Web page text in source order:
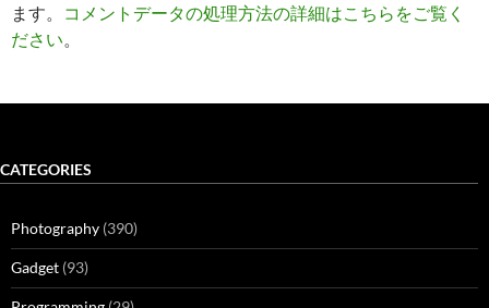
ます。
コメントデータの処理方法の詳細はこちらをご覧く
ださい。
CATEGORIES
Photography (390)
Gadget (93)